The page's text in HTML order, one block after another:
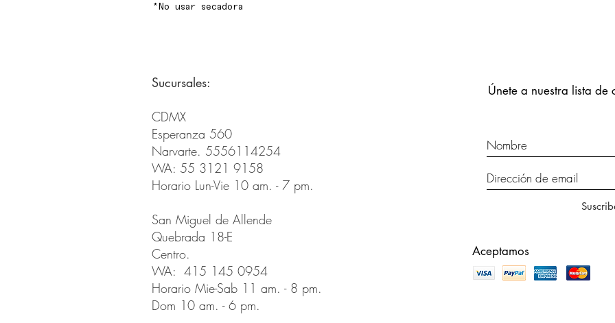
*No usar secadora
Sucursales:
CDMX
Esperanza 560
Narvarte. 5556114254
WA: 55 3121 9158
Horario Lun-Vie 10 am. - 7 pm.
San Miguel de Allende
Quebrada 18-E
Centro.
WA: 415 145 0954
Horario Mie-Sab 11 am. - 8 pm.
Dom 10 am. - 6 pm.
Únete a nuestra lista de
Aceptamos